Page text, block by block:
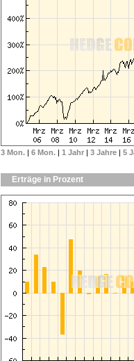
3 Mon. | 6 Mon. | 1 Jahr | 3 Jahre | 5
Erträge in Prozent